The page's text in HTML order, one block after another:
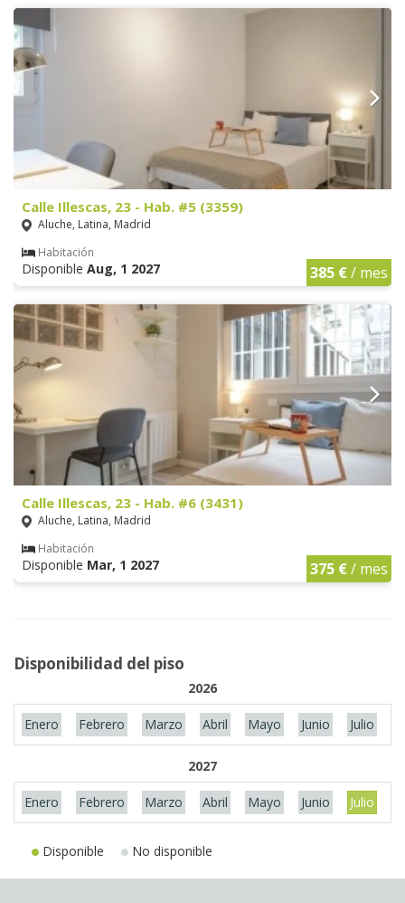
Calle Illescas, 23 - Hab. #5 (3359)
Aluche, Latina, Madrid
Habitación
Disponible Aug, 1 2027 385 €/ mes
Calle Illescas, 23 - Hab. #6 (3431)
Aluche, Latina, Madrid
Habitación
Disponible Mar, 1 2027 375 €/ mes
Disponibilidad del piso
2026
Enero Febrero Marzo Abril Mayo Junio Julio
2027
Enero Febrero Marzo Abril Mayo Junio Julio
Disponible No disponible